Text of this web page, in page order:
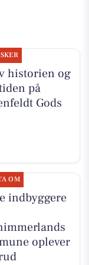
historien og
på
Gods
OM
indbyggere
oplever